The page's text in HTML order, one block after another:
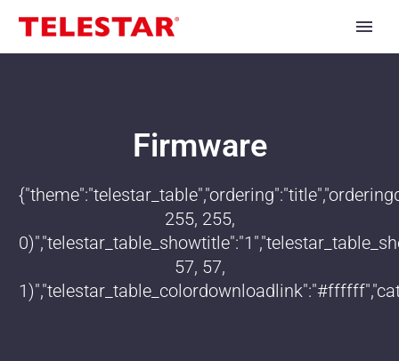
Firmware
255, 255,
57, 57,